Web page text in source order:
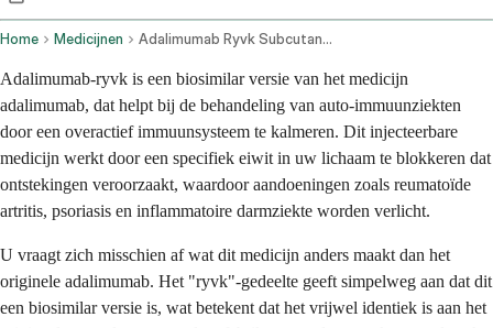
Home Medicijnen Adalimumab Ryvk Subcutaneous Route
Adalimumab-ryvk is een biosimilar versie van het medicijn
adalimumab, dat helpt bij de behandeling van auto-immuunziekten
door een overactief immuunsysteem te kalmeren. Dit injecteerbare
medicijn werkt door een specifiek eiwit in uw lichaam te blokkeren dat
ontstekingen veroorzaakt, waardoor aandoeningen zoals reumatoïde
artritis, psoriasis en inflammatoire darmziekte worden verlicht.
U vraagt zich misschien af wat dit medicijn anders maakt dan het
originele adalimumab. Het "ryvk"-gedeelte geeft simpelweg aan dat dit
een biosimilar versie is, wat betekent dat het vrijwel identiek is aan het